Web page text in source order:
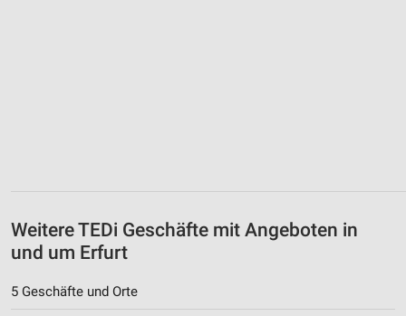
Weitere TEDi Geschäfte mit Angeboten in
und um Erfurt
5 Geschäfte und Orte